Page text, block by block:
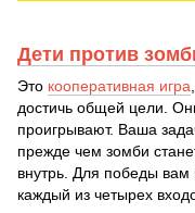
Дети против
Это кооперативная игра
достичь общей цели.
проигрывают. Ваша
прежде чем зомби
внутрь. Для победы вам
каждый из четырех